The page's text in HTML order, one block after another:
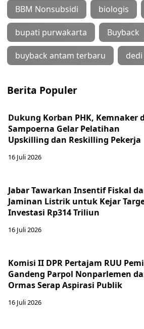
BBM Nonsubsidi biologis
bupati purwakarta Buyback
buyback antam terbaru
Berita Populer
Dukung Korban PHK, Kemnaker
Sampoerna Gelar Pelatihan
Upskilling dan Reskilling Pekerja
16 Juli 2026
Jabar Tawarkan Insentif Fiskal
Jaminan Listrik untuk Kejar
Investasi Rp314 Triliun
16 Juli 2026
Komisi II DPR Pertajam RUU
Gandeng Parpol Nonparlemen
Ormas Serap Aspirasi Publik
16 Juli 2026